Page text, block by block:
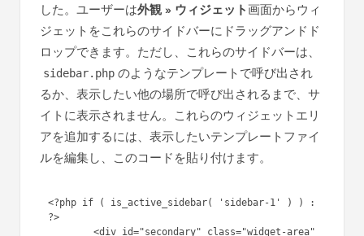
した。ユーザーは外観 » ウィジェット画面からウィ
ジェットをこれらのサイドバーにドラッグアンドド
ロップできます。ただし、これらのサイドバーは、
sidebar.php のようなテンプレートで呼び出され
るか、表示したい他の場所で呼び出されるまで、サ
イトに表示されません。これらのウィジェットエリ
アを追加するには、表示したいテンプレートファイ
ルを編集し、このコードを貼り付けます。
<?php if ( is_active_sidebar( 'sidebar-1' ) ) :
?>